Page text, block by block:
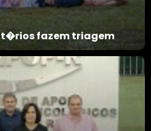
fazem triagem